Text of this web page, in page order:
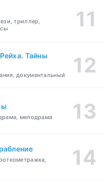
триллер,
Тайны
документальный
мелодрама